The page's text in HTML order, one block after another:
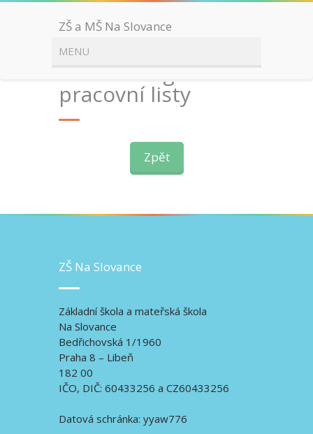
ZŠ a MŠ Na Slovance
pracovní listy
Zpět
ZŠ Na Slovance
Základní škola a mateřská škola
Na Slovance
Bedřichovská 1/1960
Praha 8 – Libeň
182 00
IČO, DIČ: 60433256 a CZ60433256
Datová schránka: yyaw776